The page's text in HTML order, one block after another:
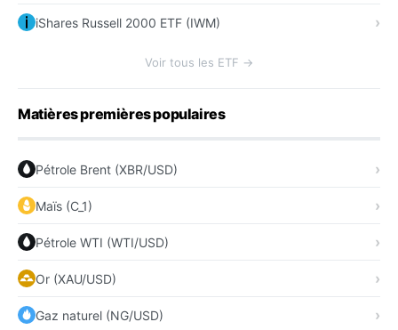
iShares Russell 2000 ETF (IWM)
Voir tous les ETF →
Matières premières populaires
Pétrole Brent (XBR/USD)
Maïs (C_1)
Pétrole WTI (WTI/USD)
Or (XAU/USD)
Gaz naturel (NG/USD)